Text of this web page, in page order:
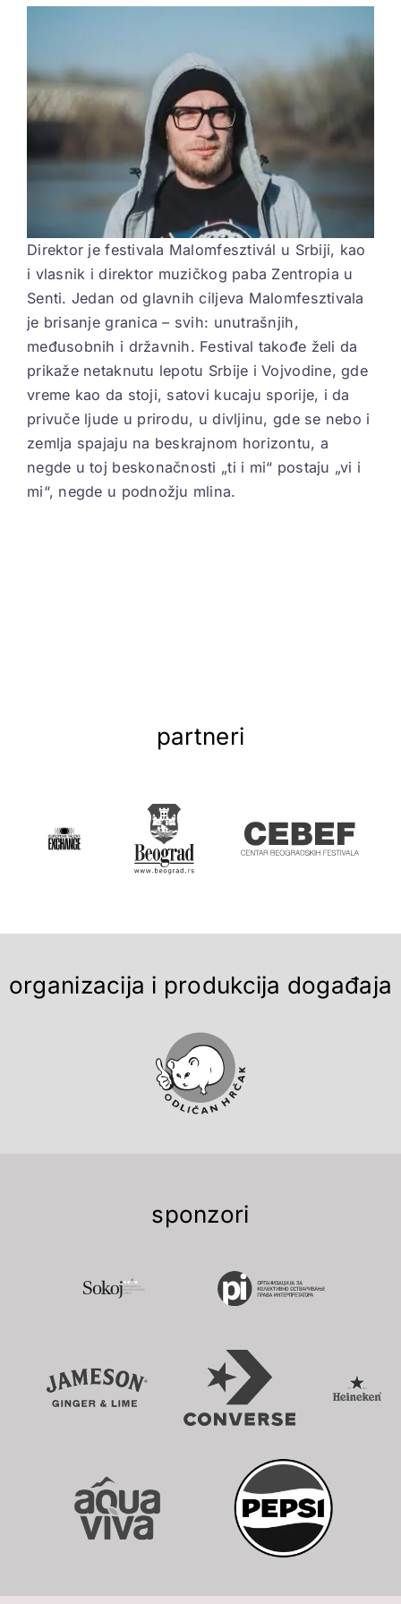
ELEKTROPIONIR
BEZ STRAHA
Image
Direktor je festivala Malomfesztivál u Srbiji, kao
i vlasnik i direktor muzičkog paba Zentropia u
Senti. Jedan od glavnih ciljeva Malomfesztivala
je brisanje granica – svih: unutrašnjih,
međusobnih i državnih. Festival takođe želi da
prikaže netaknutu lepotu Srbije i Vojvodine, gde
vreme kao da stoji, satovi kucaju sporije, i da
privuče ljude u prirodu, u divljinu, gde se nebo i
zemlja spajaju na beskrajnom horizontu, a
negde u toj beskonačnosti „ti i mi“ postaju „vi i
mi“, negde u podnožju mlina.
partneri
organizacija i produkcija događaja
sponzori